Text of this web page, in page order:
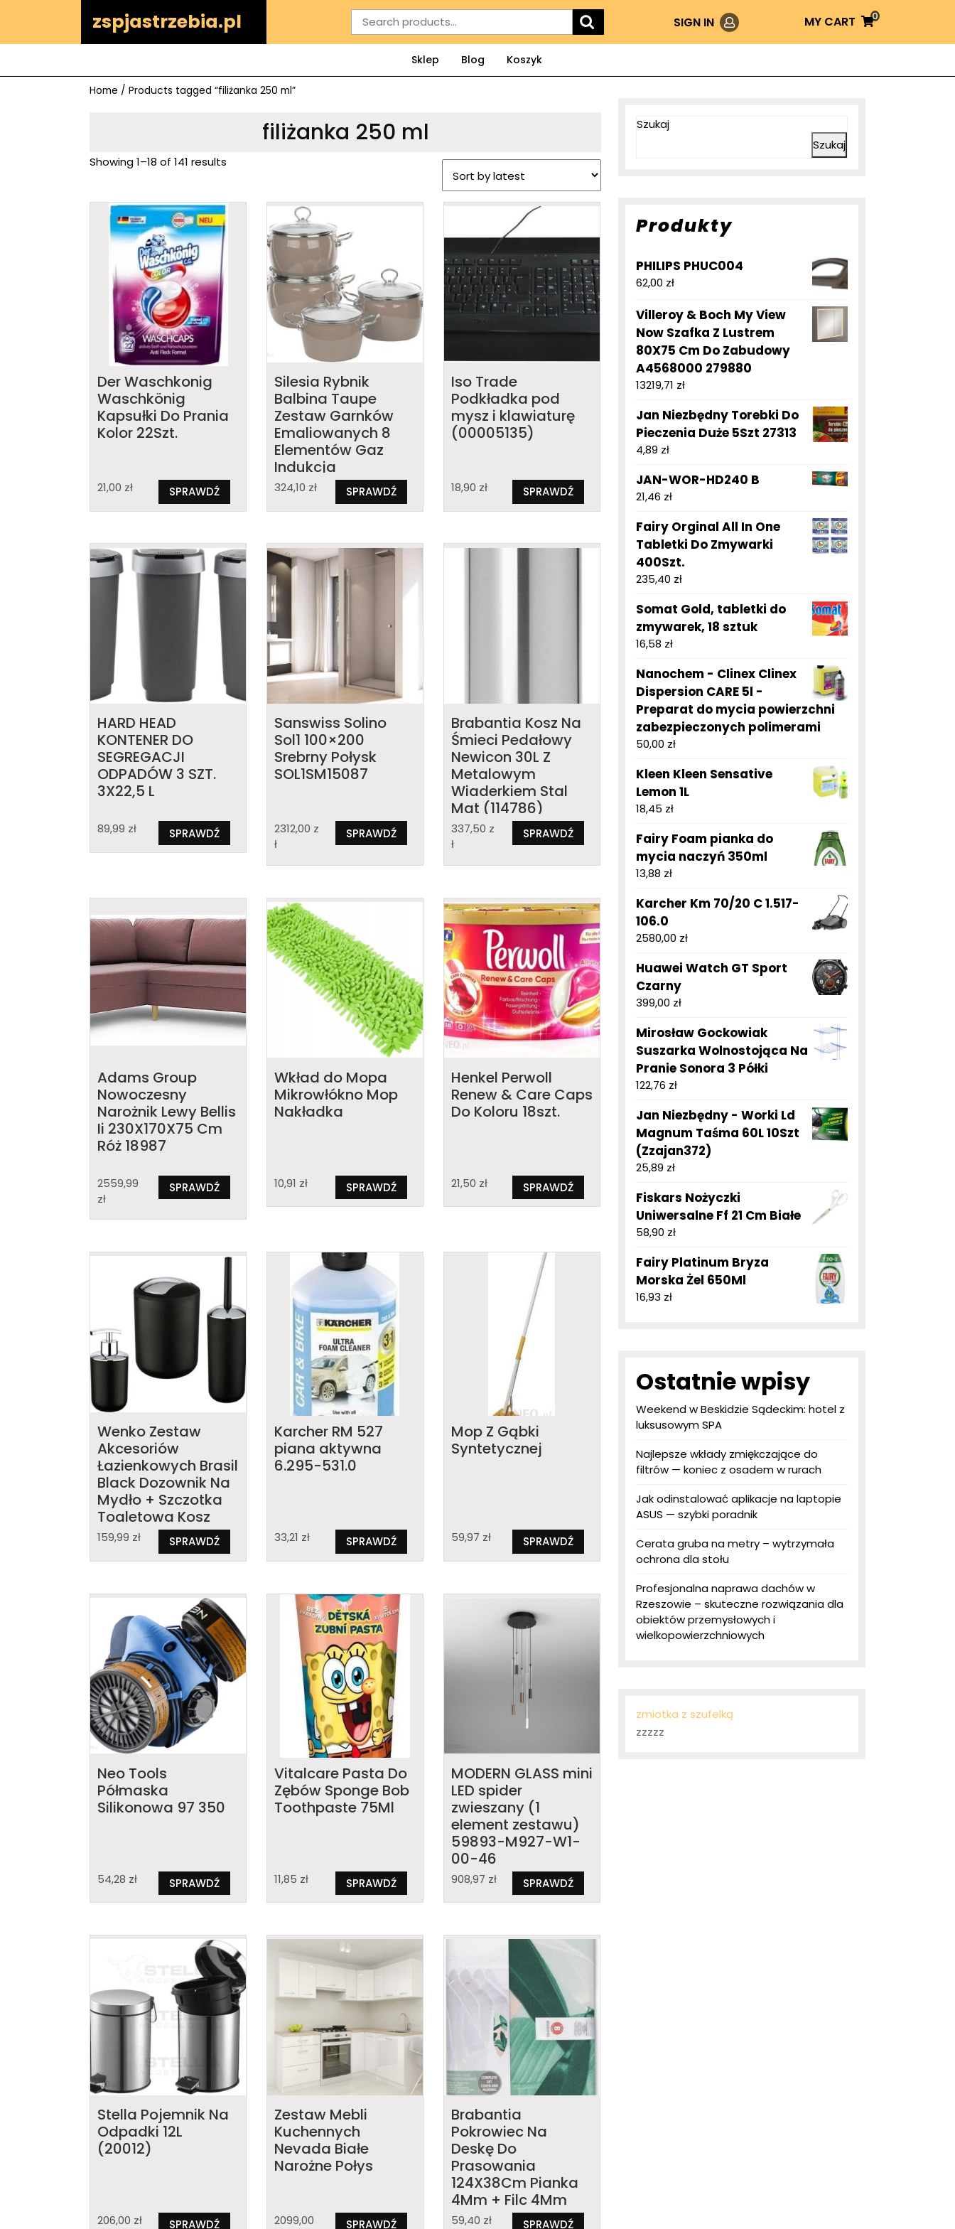
zspjastrzebia.pl
Search
for:
SIGN IN Login MY CART
MY
0
Sklep Blog Koszyk
Home / Products tagged “filiżanka 250 ml”
filiżanka 250 ml
Showing 1–18 of 141 results
Der Waschkonig
Waschkönig
Kapsułki Do Prania
Kolor 22Szt.
21,00 zł SPRAWDŹ
Silesia Rybnik
Balbina Taupe
Zestaw Garnków
Emaliowanych 8
Elementów Gaz
Indukcja
0205002934
324,10 zł SPRAWDŹ
Iso Trade
Podkładka pod
mysz i klawiaturę
(00005135)
18,90 zł SPRAWDŹ
HARD HEAD
KONTENER DO
SEGREGACJI
ODPADÓW 3 SZT.
3X22,5 L
89,99 zł SPRAWDŹ
Sanswiss Solino
Sol1 100×200
Srebrny Połysk
SOL1SM15087
2312,00 z
ł
SPRAWDŹ
Brabantia Kosz Na
Śmieci Pedałowy
Newicon 30L Z
Metalowym
Wiaderkiem Stal
Mat (114786)
337,50 z
ł
SPRAWDŹ
Adams Group
Nowoczesny
Narożnik Lewy Bellis
Ii 230X170X75 Cm
Róż 18987
2559,99
zł
SPRAWDŹ
Wkład do Mopa
Mikrowłókno Mop
Nakładka
10,91 zł SPRAWDŹ
Henkel Perwoll
Renew & Care Caps
Do Koloru 18szt.
21,50 zł SPRAWDŹ
Wenko Zestaw
Akcesoriów
Łazienkowych Brasil
Black Dozownik Na
Mydło + Szczotka
Toaletowa Kosz
Śmieci 2L Czarny
159,99 zł SPRAWDŹ
Karcher RM 527
piana aktywna
6.295-531.0
33,21 zł SPRAWDŹ
Mop Z Gąbki
Syntetycznej
59,97 zł SPRAWDŹ
Neo Tools
Półmaska
Silikonowa 97 350
54,28 zł SPRAWDŹ
Vitalcare Pasta Do
Zębów Sponge Bob
Toothpaste 75Ml
11,85 zł SPRAWDŹ
MODERN GLASS mini
LED spider
zwieszany (1
element zestawu)
59893-M927-W1-
00-46
908,97 zł SPRAWDŹ
Stella Pojemnik Na
Odpadki 12L
(20012)
206,00 zł SPRAWDŹ
Zestaw Mebli
Kuchennych
Nevada Białe
Narożne Połys
2099,00
SPRAWDŹ
Brabantia
Pokrowiec Na
Deskę Do
Prasowania
124X38Cm Pianka
4Mm + Filc 4Mm
59,40 zł SPRAWDŹ
Szukaj
Szukaj
Produkty
PHILIPS PHUC004
62,00 zł
Villeroy & Boch My View
Now Szafka Z Lustrem
80X75 Cm Do Zabudowy
A4568000 279880
13219,71 zł
Jan Niezbędny Torebki Do
Pieczenia Duże 5Szt 27313
4,89 zł
JAN-WOR-HD240 B
21,46 zł
Fairy Orginal All In One
Tabletki Do Zmywarki
400Szt.
235,40 zł
Somat Gold, tabletki do
zmywarek, 18 sztuk
16,58 zł
Nanochem - Clinex Clinex
Dispersion CARE 5l -
Preparat do mycia powierzchni
zabezpieczonych polimerami
50,00 zł
Kleen Kleen Sensative
Lemon 1L
18,45 zł
Fairy Foam pianka do
mycia naczyń 350ml
13,88 zł
Karcher Km 70/20 C 1.517-
106.0
2580,00 zł
Huawei Watch GT Sport
Czarny
399,00 zł
Mirosław Gockowiak
Suszarka Wolnostojąca Na
Pranie Sonora 3 Półki
122,76 zł
Jan Niezbędny - Worki Ld
Magnum Taśma 60L 10Szt
(Zzajan372)
25,89 zł
Fiskars Nożyczki
Uniwersalne Ff 21 Cm Białe
58,90 zł
Fairy Platinum Bryza
Morska Żel 650Ml
16,93 zł
Ostatnie wpisy
Weekend w Beskidzie Sądeckim: hotel z
luksusowym SPA
Najlepsze wkłady zmiękczające do
filtrów — koniec z osadem w rurach
Jak odinstalować aplikacje na laptopie
ASUS — szybki poradnik
Cerata gruba na metry – wytrzymała
ochrona dla stołu
Profesjonalna naprawa dachów w
Rzeszowie – skuteczne rozwiązania dla
obiektów przemysłowych i
wielkopowierzchniowych
zmiotka z szufelką
zzzzz